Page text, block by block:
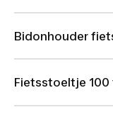
Bidonhouder
Fietsstoeltje 100